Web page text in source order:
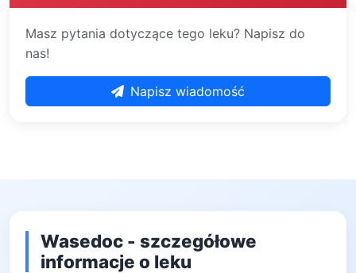
Masz pytania dotyczące tego leku? Napisz do
nas!
Napisz wiadomość
Wasedoc - szczegółowe
informacje o leku